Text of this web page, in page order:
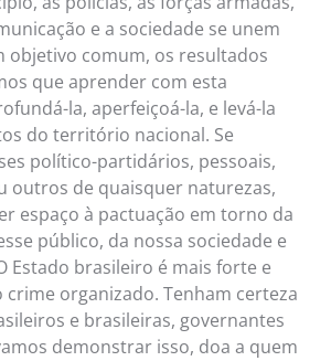
e a sociedade se unem
objetivo comum, os resultados
que aprender com esta
la, aperfeiçoá-la, e levá-la
do território nacional. Se
político-partidários, pessoais,
outros de quaisquer naturezas,
espaço à pactuação em torno da
público, da nossa sociedade e
Estado brasileiro é mais forte e
organizado. Tenham certeza
e brasileiras, governantes
demonstrar isso, doa a quem